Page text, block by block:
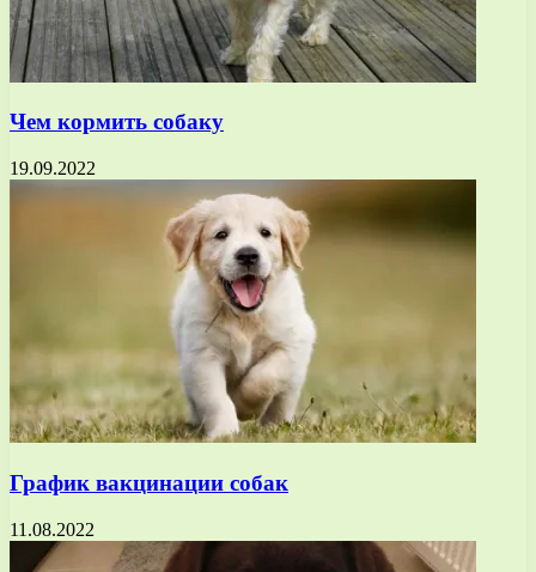
Чем кормить собаку
19.09.2022
График вакцинации собак
11.08.2022